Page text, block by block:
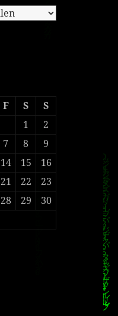
F S
S
1
2
7 8
9
14 15
16
21 22
23
28 29
30